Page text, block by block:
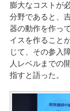
膨大なコストが
分野であると、
器の動作を作っ
イスを作ること
じて、その参入
人レベルまでの
指すと語った。